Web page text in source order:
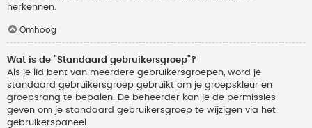
herkennen.
Omhoog
Wat is de "Standaard gebruikersgroep"?
Als je lid bent van meerdere gebruikersgroepen, word je
standaard gebruikersgroep gebruikt om je groepskleur en
groepsrang te bepalen. De beheerder kan je de permissies
geven om je standaard gebruikersgroep te wijzigen via het
gebruikerspaneel.